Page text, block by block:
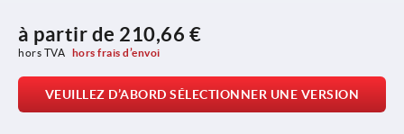
à partir de 210,66 €
hors TVA hors frais d’envoi
VEUILLEZ D’ABORD SÉLECTIONNER UNE VERSION